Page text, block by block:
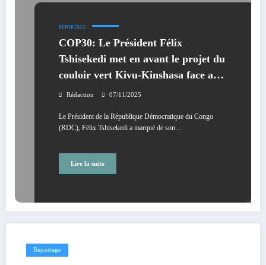
REPORTAGE
COP30: Le Président Félix
Tshisekedi met en avant le projet du
couloir vert Kivu-Kinshasa face aux
enjeux climatiques et à l’appel pour
Rédaction 07/11/2025
Le Président de la République Démocratique du Congo
(RDC), Félix Tshisekedi a marqué de son…
Lire la suite
Reportage